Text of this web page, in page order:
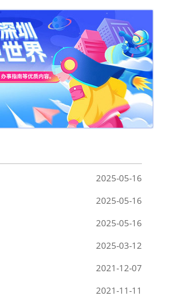
2025-05-16
2025-05-16
2025-05-16
2025-03-12
2021-12-07
2021-11-11